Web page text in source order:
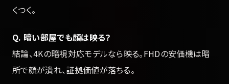
くつく。
Q. 暗い部屋でも顔は映る？
結論、4Kの暗視対応モデルなら映る。FHDの安価機は暗
所で顔が潰れ、証拠価値が落ちる。